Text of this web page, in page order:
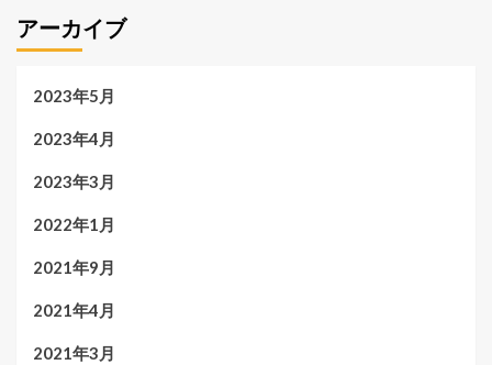
アーカイブ
2023年5月
2023年4月
2023年3月
2022年1月
2021年9月
2021年4月
2021年3月